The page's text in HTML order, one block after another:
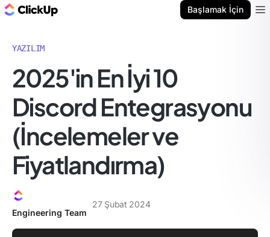
Başlamak İçin
YAZILIM
2025'in En İyi 10
Discord Entegrasyonu
(İncelemeler ve
Fiyatlandırma)
Engineering Team
27 Şubat 2024